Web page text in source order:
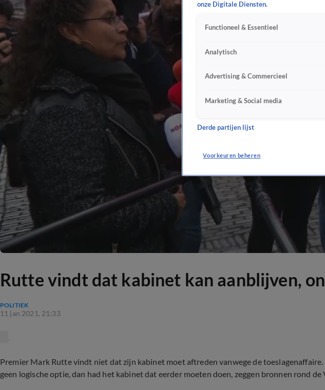
Rutte vindt dat kabinet kan aanblijven,
POLITIEK
11 jan 2021, 21:33
Premier Mark Rutte vindt niet dat zijn kabinet moet aftreden vanwege de
geen logische optie, dan had het kabinet dat eerder moeten doen, zeggen bronnen rond
onze Digitale Diensten.
Functioneel & Essentieel
Analytisch
Advertising & Commercieel
Marketing & Social media
Derde partijen lijst
Voorkeuren beheren